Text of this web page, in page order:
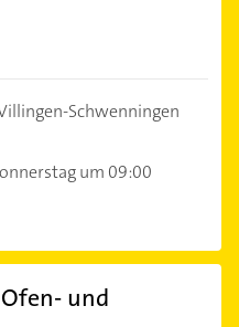
Schwenningen
um 09:00
und